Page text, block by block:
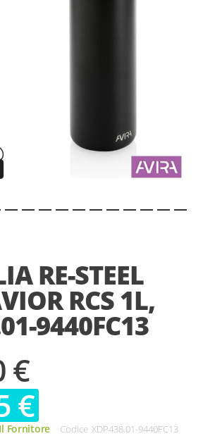
RE-STEEL
RCS 1L,
9440FC13
€
€
Fornitore Codice XDP438.01-9440FC13